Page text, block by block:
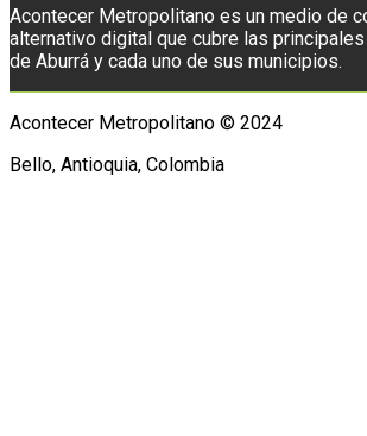
Acontecer Metropolitano es un medio de
alternativo digital que cubre las
de Aburrá y cada uno de sus municipios.
Acontecer Metropolitano © 2024
Bello, Antioquia, Colombia